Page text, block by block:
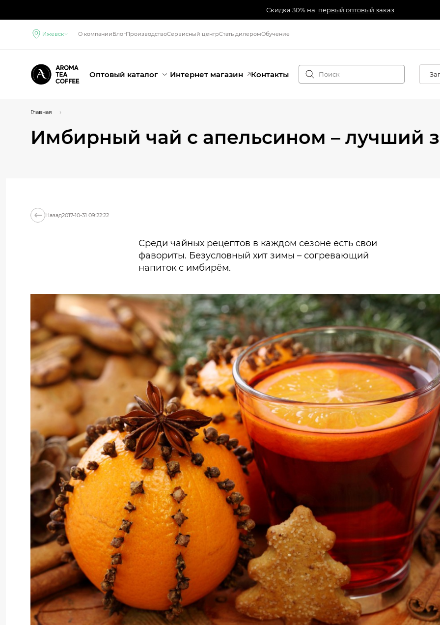
Скидка 30% на первый оптовый заказ
Ижевск О компанииБлогПроизводствоСервисный центрСтать дилеромОбучение
Оптовый каталог Интернет магазин Контакты
Главная
Имбирный чай с апельсином – лучший
Назад2017-10-31 09:22:22
Среди чайных рецептов в каждом сезоне есть свои
фавориты. Безусловный хит зимы – согревающий
напиток с имбирём.